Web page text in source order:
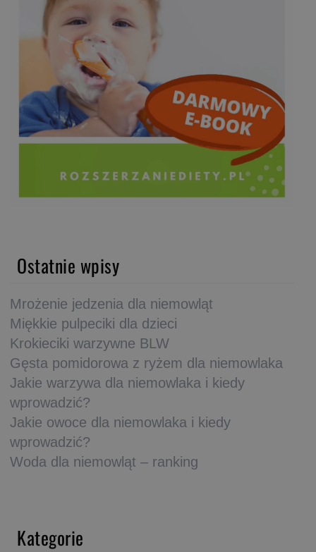
Ostatnie wpisy
Mrożenie jedzenia dla niemowląt
Miękkie pulpeciki dla dzieci
Krokieciki warzywne BLW
Gęsta pomidorowa z ryżem dla niemowlaka
Jakie warzywa dla niemowlaka i kiedy
wprowadzić?
Jakie owoce dla niemowlaka i kiedy
wprowadzić?
Woda dla niemowląt – ranking
Kategorie